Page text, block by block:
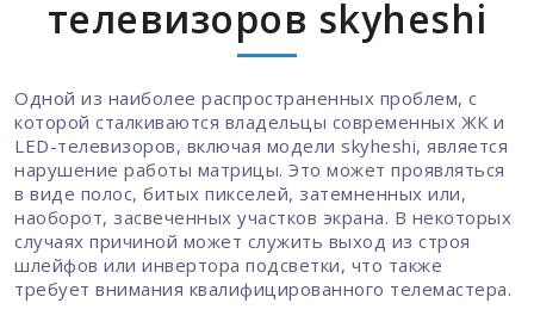
телевизоров skyheshi
Одной из наиболее распространенных проблем, с
которой сталкиваются владельцы современных ЖК и
LED-телевизоров, включая модели skyheshi, является
нарушение работы матрицы. Это может проявляться
в виде полос, битых пикселей, затемненных или,
наоборот, засвеченных участков экрана. В некоторых
случаях причиной может служить выход из строя
шлейфов или инвертора подсветки, что также
требует внимания квалифицированного телемастера.